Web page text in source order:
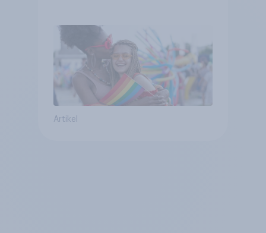
Artikel